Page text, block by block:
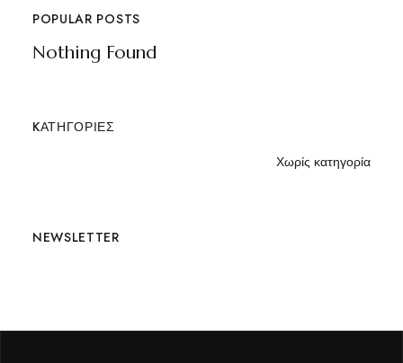
POPULAR POSTS
Nothing Found
KΑΤΗΓΟΡΊΕΣ
Χωρίς κατηγορία
NEWSLETTER